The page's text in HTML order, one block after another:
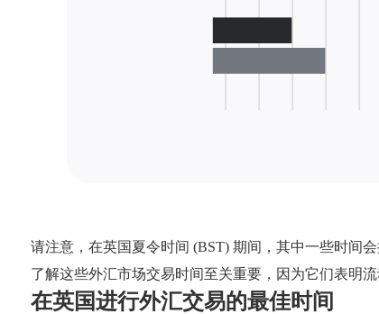
请注意，在英国夏令时间 (BST) 期间，其中一些时间
了解这些外汇市场交易时间至关重要，因为它们表明
在英国进行外汇交易的最佳时间